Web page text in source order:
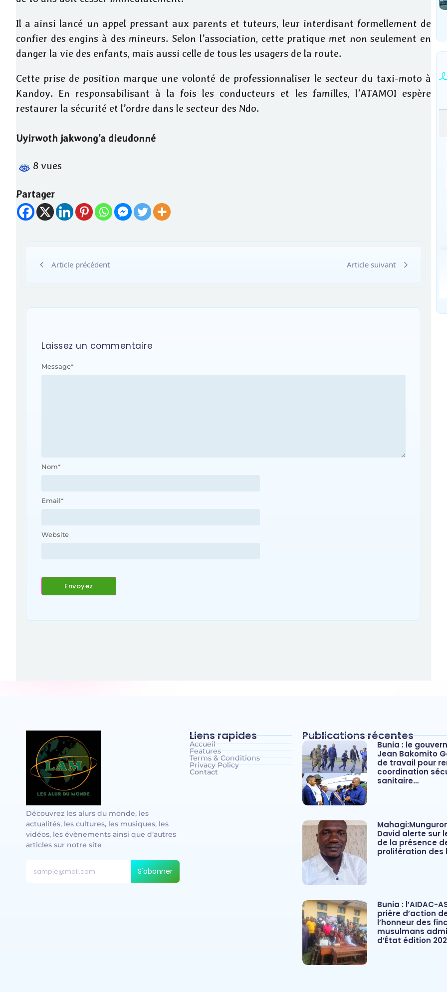
Il a ainsi lancé un appel pressant aux parents et tuteurs, leur interdisant formellement de
confier des engins à des mineurs. Selon l’association, cette pratique met non seulement en
danger la vie des enfants, mais aussi celle de tous les usagers de la route.
​Cette prise de position marque une volonté de professionnaliser le secteur du taxi-moto à
Kandoy. En responsabilisant à la fois les conducteurs et les familles, l’ATAMOI espère
restaurer la sécurité et l’ordre dans le secteur des Ndo.
Uyirwoth jakwong’a dieudonné
8 vues
Partager
Article précédent Article suivant
Laissez un commentaire
Message*
Nom*
Email*
Website
Découvrez les alurs du monde, les
actualités, les cultures, les musiques, les
vidéos, les évènements ainsi que d’autres
articles sur notre site
S'abonner
Liens rapides
Accueil
Features
Terms & Conditions
Privacy Policy
Contact
Publications récentes
Bunia : le
Jean Bakomito
de travail pour
coordination
sanitaire…
David alerte sur
de la présence
prolifération des
Bunia : l’AIDAC-
prière d’action
l’honneur des
musulmans
d’État édition